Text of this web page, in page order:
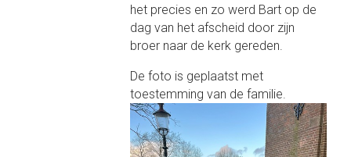
het precies en zo werd Bart op de
dag van het afscheid door zijn
broer naar de kerk gereden.
De foto is geplaatst met
toestemming van de familie.